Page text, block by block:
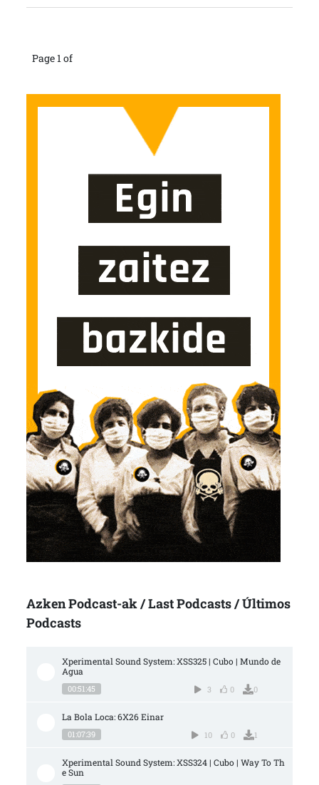
Page 1 of
Azken Podcast-ak / Last Podcasts / Últimos
Podcasts
Xperimental Sound System: XSS325 | Cubo | Mundo de
Agua
00:51:45 3 0 0
La Bola Loca: 6X26 Einar
01:07:39 10 0 1
Xperimental Sound System: XSS324 | Cubo | Way To Th
e Sun